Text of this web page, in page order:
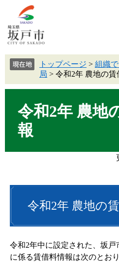
トップページ > 組織
局 > 令和2年 農地の賃
令和2年 農地
報
令和2年 農地の
令和2年中に設定された、坂
に係る賃借料情報は次のとおり